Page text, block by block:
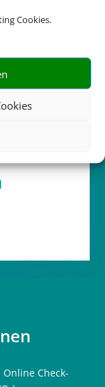
Cookies.
Online Check-